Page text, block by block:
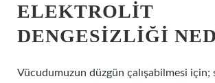
ELEKTROLIT
DENGESIZLIĞI
Vücudumuzun düzgün çalışabilmesi için;